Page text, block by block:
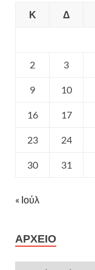
Κ
Δ
2 3
9 10
16 17
23 24
30 31
« Ιούλ
ΑΡΧΕΊΟ